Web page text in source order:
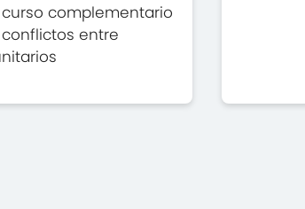
complementario
entre